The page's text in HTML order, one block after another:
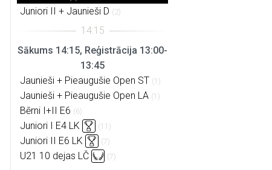
Juniori II + Jaunieši D (2)
Sākums 14:15, Reģistrācija 13:00-
13:45
Jaunieši + Pieaugušie Open ST (1)
Jaunieši + Pieaugušie Open LA (1)
Bērni I+II E6 (6)
Juniori I E4 LK (11)
Juniori II E6 LK (7)
U21 10 dejas LČ (7)